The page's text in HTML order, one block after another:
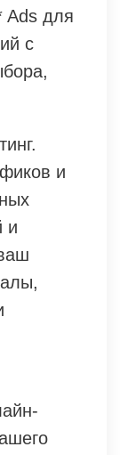
Ads для
с
и
и